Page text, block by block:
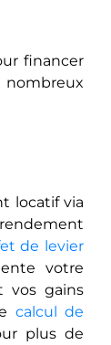
financer
locatif via
de levier
votre
vos gains
calcul de
plus de